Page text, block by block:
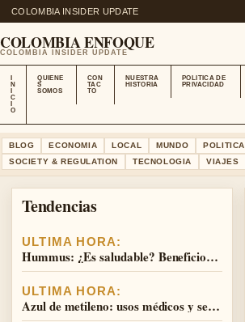
COLOMBIA INSIDER UPDATE
COLOMBIA ENFOQUE
COLOMBIA INSIDER UPDATE
N
C
O
QUIENE
S
SOMOS
CON
TAC
TO
NUESTRA
HISTORIA
POLITICA DE
PRIVACIDAD
BLOG ECONOMIA LOCAL MUNDO
POLITICA
SOCIETY & REGULATION
TECNOLOGIA VIAJES
Tendencias
ULTIMA HORA:
Hummus: ¿Es saludable? Beneficios, ingredientes y cómo comerlo
ULTIMA HORA:
Azul de metileno: usos médicos y seguridad